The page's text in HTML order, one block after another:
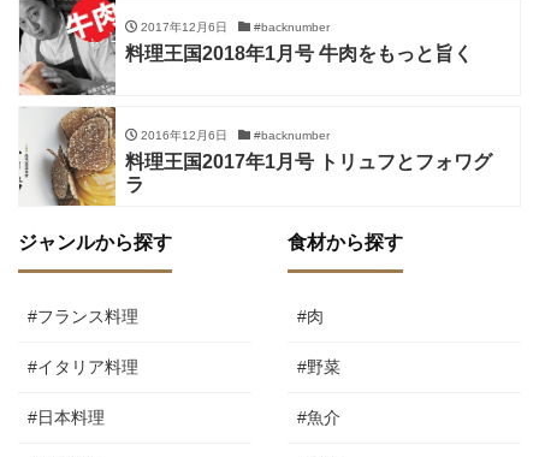
2017年12月6日 #backnumber
料理王国2018年1月号 牛肉をもっと旨く
2016年12月6日 #backnumber
料理王国2017年1月号 トリュフとフォワグ
ラ
ジャンルから探す
#フランス料理
#イタリア料理
#日本料理
食材から探す
#肉
#野菜
#魚介